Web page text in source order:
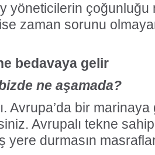
yöneticilerin
zaman sorunu
bedavaya gelir
ne aşamada?
Avrupa’da bir
Avrupalı tekne
durmasın